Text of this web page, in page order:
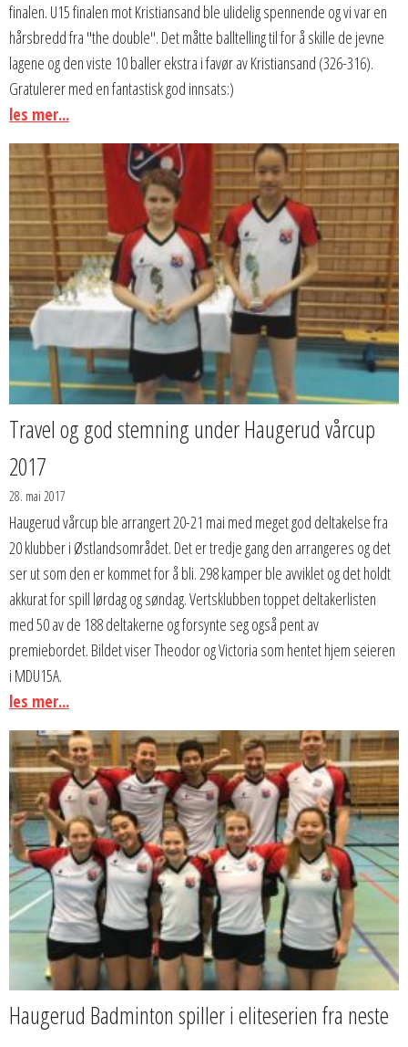
finalen. U15 finalen mot Kristiansand ble ulidelig spennende og vi var en
hårsbredd fra "the double". Det måtte balltelling til for å skille de jevne
lagene og den viste 10 baller ekstra i favør av Kristiansand (326-316).
Gratulerer med en fantastisk god innsats:)
les mer...
Travel og god stemning under Haugerud vårcup
2017
28. mai 2017
Haugerud vårcup ble arrangert 20-21 mai med meget god deltakelse fra
20 klubber i Østlandsområdet. Det er tredje gang den arrangeres og det
ser ut som den er kommet for å bli. 298 kamper ble avviklet og det holdt
akkurat for spill lørdag og søndag. Vertsklubben toppet deltakerlisten
med 50 av de 188 deltakerne og forsynte seg også pent av
premiebordet. Bildet viser Theodor og Victoria som hentet hjem seieren
i MDU15A.
les mer...
Haugerud Badminton spiller i eliteserien fra neste